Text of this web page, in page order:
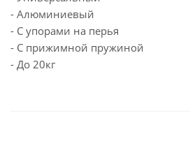
- Алюминиевый
- С упорами на перья
- С прижимной пружиной
- До 20кг